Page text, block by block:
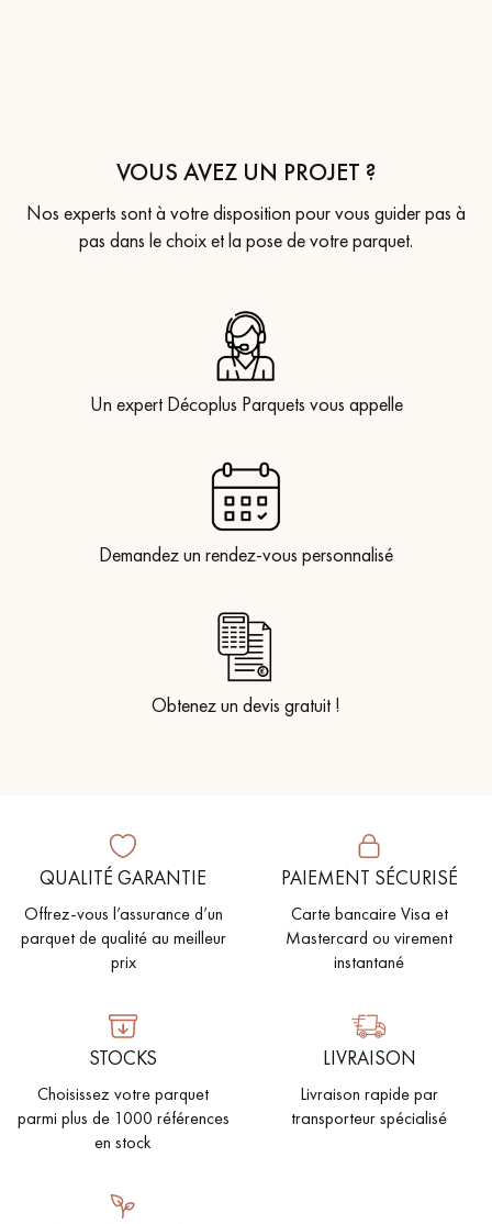
VOUS AVEZ UN PROJET ?
Nos experts sont à votre disposition pour vous guider pas à
pas dans le choix et la pose de votre parquet.
Un expert Décoplus Parquets vous appelle
Demandez un rendez-vous personnalisé
Obtenez un devis gratuit !
QUALITÉ GARANTIE
Offrez-vous l’assurance d’un
parquet de qualité au meilleur
prix
PAIEMENT SÉCURISÉ
Carte bancaire Visa et
Mastercard ou virement
instantané
STOCKS
Choisissez votre parquet
parmi plus de 1000 références
en stock
LIVRAISON
Livraison rapide par
transporteur spécialisé